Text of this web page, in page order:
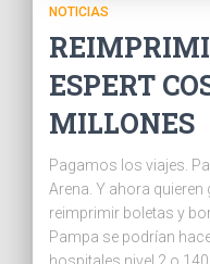
NOTICIAS
ESPERT
MILLONES
Pagamos los viajes.
Arena. Y ahora
reimprimir boletas y
Pampa se podrían
hospitales nivel 2 o